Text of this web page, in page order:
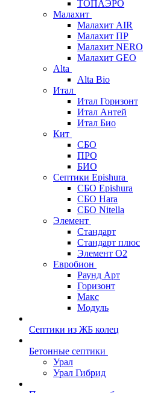
ТОПАЭРО
Малахит
Малахит AIR
Малахит ПР
Малахит NERO
Малахит GEO
Alta
Alta Bio
Итал
Итал Горизонт
Итал Антей
Итал Био
Кит
СБО
ПРО
БИО
Септики Epishura
СБО Epishura
СБО Hara
СБО Nitella
Элемент
Стандарт
Стандарт плюс
Элемент О2
Евробион
Раунд Арт
Горизонт
Макс
Модуль
Септики из ЖБ колец
Бетонные септики
Урал
Урал Гибрид